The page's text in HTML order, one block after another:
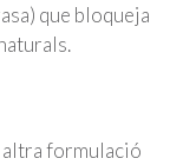
que bloqueja
altra formulació